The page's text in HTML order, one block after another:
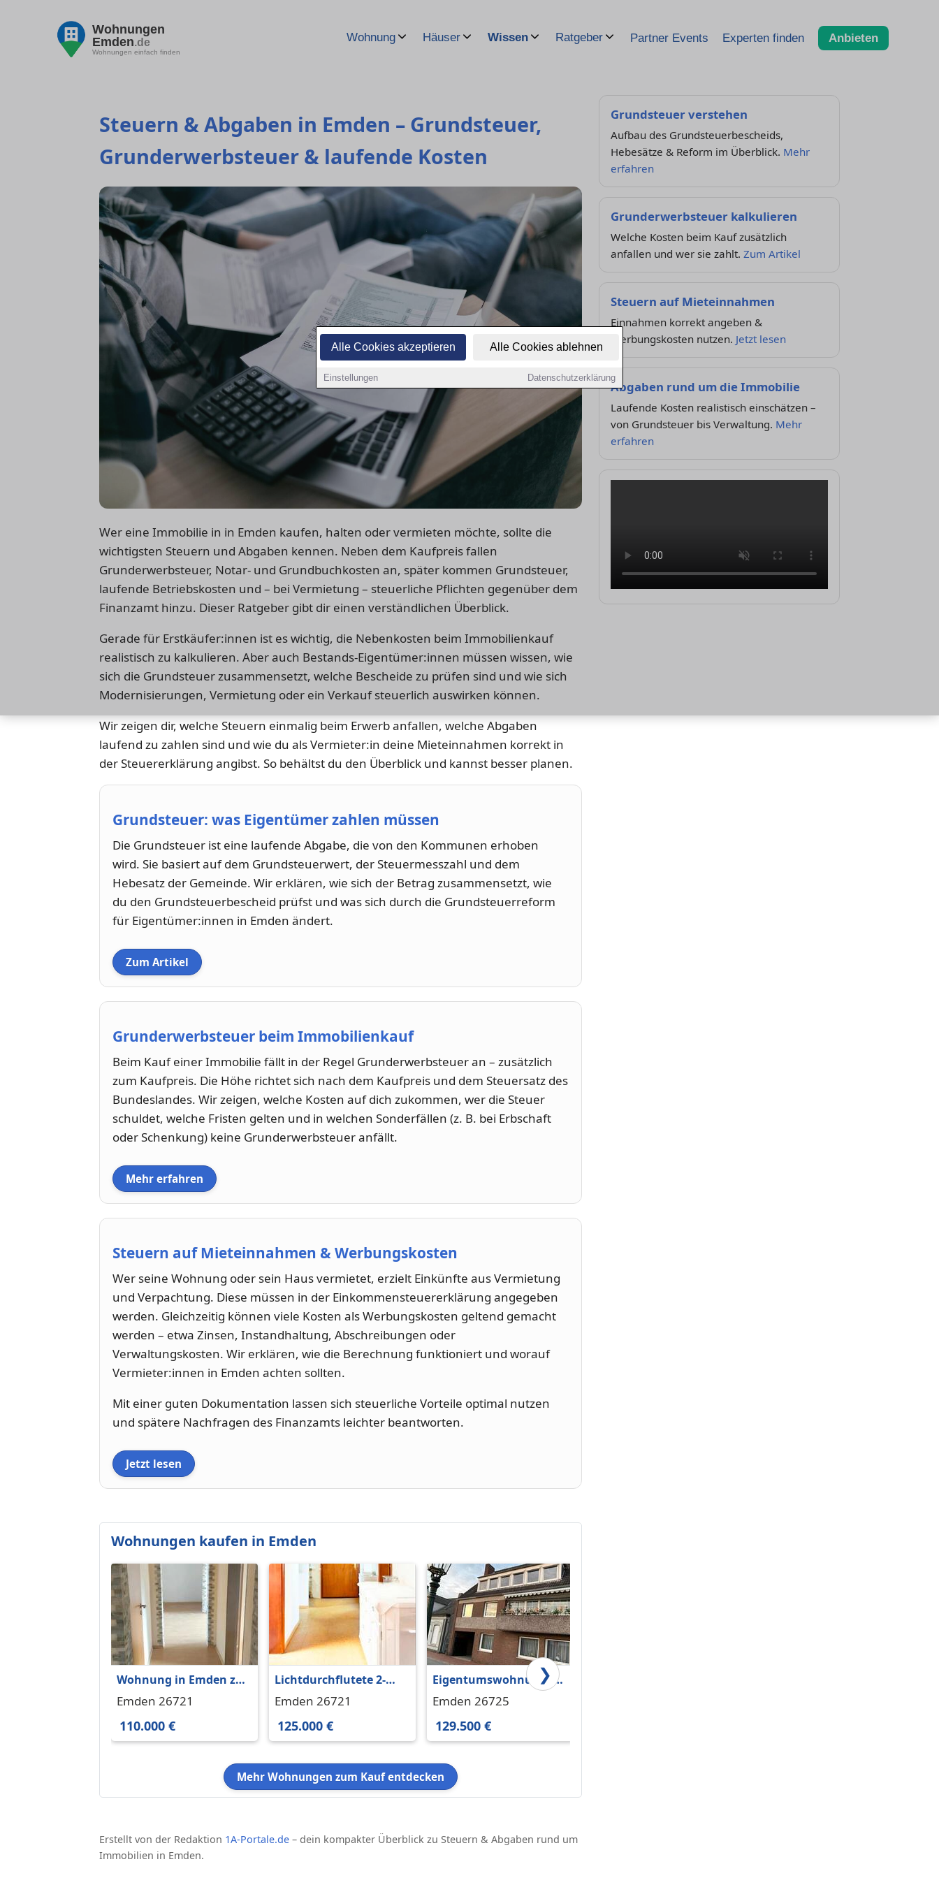
Alle Cookies akzeptieren Alle Cookies ablehnen
Einstellungen Datenschutzerklärung
Wohnungen
Emden.de
Wohnungen einfach finden
Wohnung Häuser Wissen Ratgeber Partner Events Experten finden Anbieten
Steuern & Abgaben in Emden – Grundsteuer,
Grunderwerbsteuer & laufende Kosten
Wer eine Immobilie in in Emden kaufen, halten oder vermieten möchte, sollte die
wichtigsten Steuern und Abgaben kennen. Neben dem Kaufpreis fallen
Grunderwerbsteuer, Notar- und Grundbuchkosten an, später kommen Grundsteuer,
laufende Betriebskosten und – bei Vermietung – steuerliche Pflichten gegenüber dem
Finanzamt hinzu. Dieser Ratgeber gibt dir einen verständlichen Überblick.
Gerade für Erstkäufer:innen ist es wichtig, die Nebenkosten beim Immobilienkauf
realistisch zu kalkulieren. Aber auch Bestands-Eigentümer:innen müssen wissen, wie
sich die Grundsteuer zusammensetzt, welche Bescheide zu prüfen sind und wie sich
Modernisierungen, Vermietung oder ein Verkauf steuerlich auswirken können.
Wir zeigen dir, welche Steuern einmalig beim Erwerb anfallen, welche Abgaben
laufend zu zahlen sind und wie du als Vermieter:in deine Mieteinnahmen korrekt in
der Steuererklärung angibst. So behältst du den Überblick und kannst besser planen.
Grundsteuer: was Eigentümer zahlen müssen
Die Grundsteuer ist eine laufende Abgabe, die von den Kommunen erhoben
wird. Sie basiert auf dem Grundsteuerwert, der Steuermesszahl und dem
Hebesatz der Gemeinde. Wir erklären, wie sich der Betrag zusammensetzt, wie
du den Grundsteuerbescheid prüfst und was sich durch die Grundsteuerreform
für Eigentümer:innen in Emden ändert.
Zum Artikel
Grunderwerbsteuer beim Immobilienkauf
Beim Kauf einer Immobilie fällt in der Regel Grunderwerbsteuer an – zusätzlich
zum Kaufpreis. Die Höhe richtet sich nach dem Kaufpreis und dem Steuersatz des
Bundeslandes. Wir zeigen, welche Kosten auf dich zukommen, wer die Steuer
schuldet, welche Fristen gelten und in welchen Sonderfällen (z. B. bei Erbschaft
oder Schenkung) keine Grunderwerbsteuer anfällt.
Mehr erfahren
Steuern auf Mieteinnahmen & Werbungskosten
Wer seine Wohnung oder sein Haus vermietet, erzielt Einkünfte aus Vermietung
und Verpachtung. Diese müssen in der Einkommensteuererklärung angegeben
werden. Gleichzeitig können viele Kosten als Werbungskosten geltend gemacht
werden – etwa Zinsen, Instandhaltung, Abschreibungen oder
Verwaltungskosten. Wir erklären, wie die Berechnung funktioniert und worauf
Vermieter:innen in Emden achten sollten.
Mit einer guten Dokumentation lassen sich steuerliche Vorteile optimal nutzen
und spätere Nachfragen des Finanzamts leichter beantworten.
Jetzt lesen
Wohnungen kaufen in Emden
Wohnung in Emden zu
kaufenohne
Emden 26721
110.000 €
Lichtdurchflutete 2-
Zimmer-Wohnung im
Emden 26721
125.000 €
Eigentumswohnung in
Emden
Emden 26725
129.500 €
❯
Mehr Wohnungen zum Kauf entdecken
Erstellt von der Redaktion 1A-Portale.de – dein kompakter Überblick zu Steuern & Abgaben rund um
Immobilien in Emden.
Grundsteuer verstehen
Aufbau des Grundsteuerbescheids,
Hebesätze & Reform im Überblick. Mehr
erfahren
Grunderwerbsteuer kalkulieren
Welche Kosten beim Kauf zusätzlich
anfallen und wer sie zahlt. Zum Artikel
Steuern auf Mieteinnahmen
Einnahmen korrekt angeben &
Werbungskosten nutzen. Jetzt lesen
Abgaben rund um die Immobilie
Laufende Kosten realistisch einschätzen –
von Grundsteuer bis Verwaltung. Mehr
erfahren